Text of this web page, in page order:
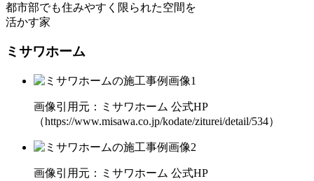
都市部でも住みやすく 限られた空間を
活かす家
ミサワホーム
画像引用元：ミサワホーム 公式HP
（https://www.misawa.co.jp/kodate/ziturei/detail/534）
画像引用元：ミサワホーム 公式HP